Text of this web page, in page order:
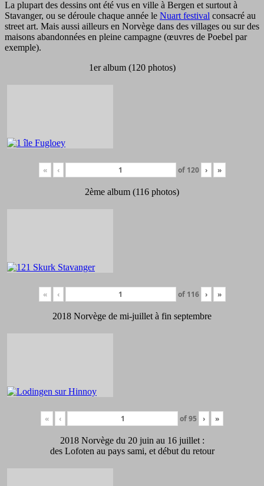
La plupart des dessins ont été vus en ville à Bergen et surtout à
Stavanger, ou se déroule chaque année le Nuart festival consacré au
street art. Mais aussi ailleurs en Norvège dans des villages ou sur des
maisons abandonnées en pleine campagne (œuvres de Poebel par
exemple).
1er album (120 photos)
« ‹ of 120 › »
2ème album (116 photos)
« ‹ of 116 › »
2018 Norvège de mi-juillet à fin septembre
« ‹ of95 › »
2018 Norvège du 20 juin au 16 juillet :
des Lofoten au pays sami, et début du retour